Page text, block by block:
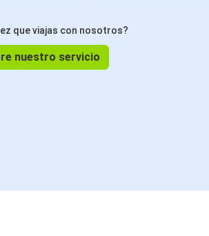
que viajas con nosotros?
nuestro servicio